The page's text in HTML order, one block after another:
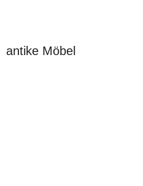
antike Möbel